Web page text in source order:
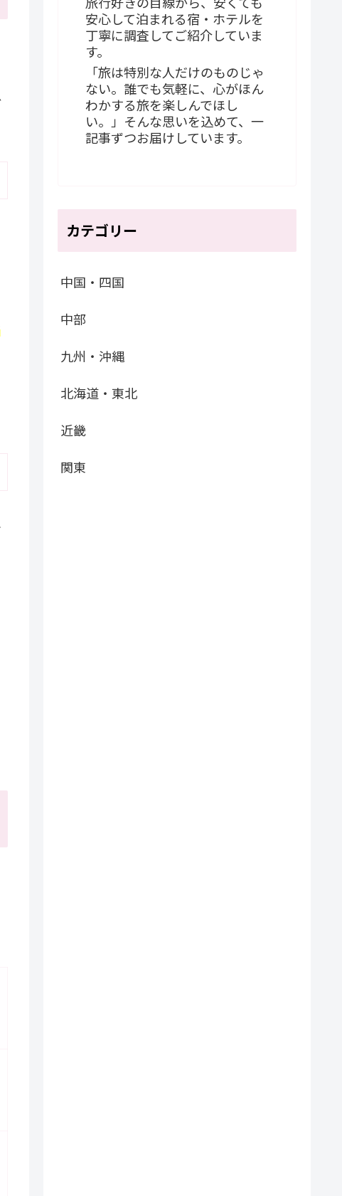
安心して泊まれる宿・ホテルを
丁寧に調査してご紹介していま
す。
「旅は特別な人だけのものじゃ
ない。誰でも気軽に、心がほん
わかする旅を楽しんでほし
い。」そんな思いを込めて、一
記事ずつお届けしています。
カテゴリー
中国・四国
中部
九州・沖縄
北海道・東北
近畿
関東